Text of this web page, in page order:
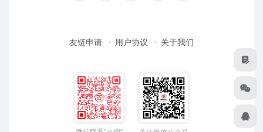
友链申请 用户协议 关于我们